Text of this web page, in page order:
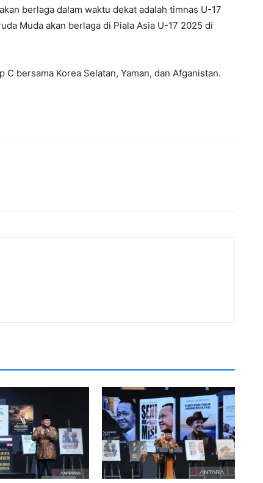
berlaga dalam waktu dekat adalah timnas U-17
Muda akan berlaga di Piala Asia U-17 2025 di
bersama Korea Selatan, Yaman, dan Afganistan.